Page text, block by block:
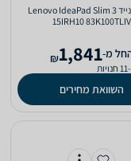
מחשב נייד Lenovo IdeaPad Slim 3
15IRH10 83K100TLIV
מ-1,841
₪
השוואת מחירים